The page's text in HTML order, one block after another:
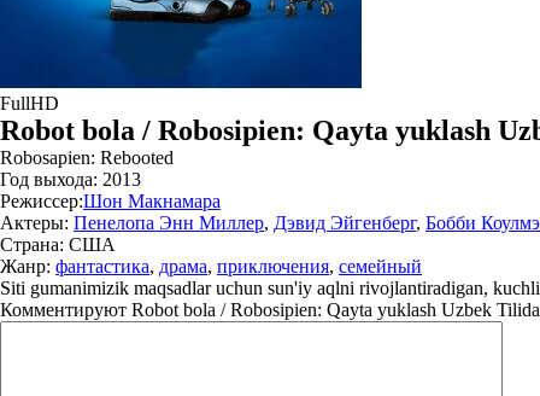
FullHD
Robot bola / Robosipien: Qayta yuklash
Robosapien: Rebooted
Год выхода: 2013
Режиссер:Шон Макнамара
Актеры: Пенелопа Энн Миллер, Дэвид Эйгенберг, Бобби
Страна: США
Жанр: фантастика, драма, приключения, семейный
Siti gumanimizik maqsadlar uchun sun'iy aqlni rivojlantiradigan,
Комментируют Robot bola / Robosipien: Qayta yuklash Uzbek